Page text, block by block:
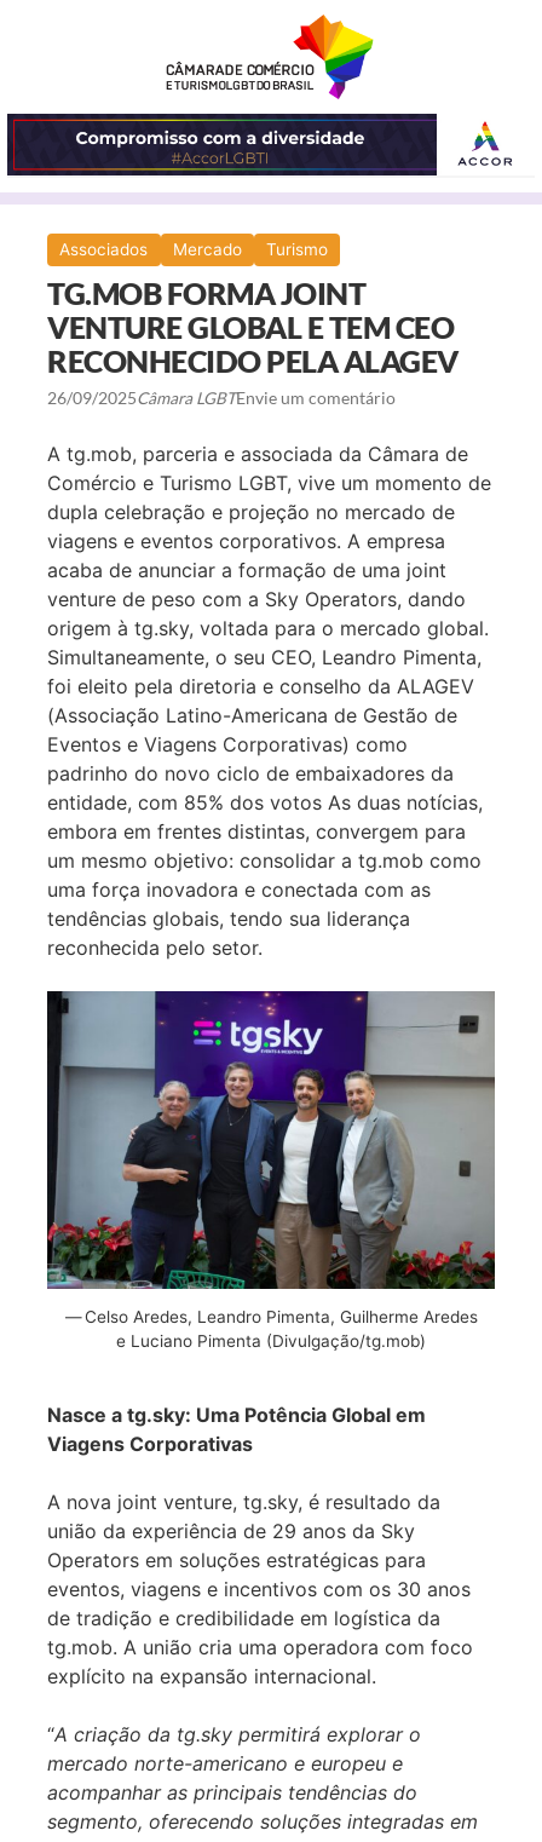
ABRIR
O
MENU
Associados Mercado Turismo
TG.MOB FORMA JOINT
VENTURE GLOBAL E TEM CEO
RECONHECIDO PELA ALAGEV
26/09/2025Câmara LGBTEnvie um comentário
A tg.mob, parceria e associada da Câmara de
Comércio e Turismo LGBT, vive um momento de
dupla celebração e projeção no mercado de
viagens e eventos corporativos. A empresa
acaba de anunciar a formação de uma joint
venture de peso com a Sky Operators, dando
origem à tg.sky, voltada para o mercado global.
Simultaneamente, o seu CEO, Leandro Pimenta,
foi eleito pela diretoria e conselho da ALAGEV
(Associação Latino-Americana de Gestão de
Eventos e Viagens Corporativas) como
padrinho do novo ciclo de embaixadores da
entidade, com 85% dos votos As duas notícias,
embora em frentes distintas, convergem para
um mesmo objetivo: consolidar a tg.mob como
uma força inovadora e conectada com as
tendências globais, tendo sua liderança
reconhecida pelo setor.
Celso Aredes, Leandro Pimenta, Guilherme Aredes
e Luciano Pimenta (Divulgação/tg.mob)
Nasce a tg.sky: Uma Potência Global em
Viagens Corporativas
A nova joint venture, tg.sky, é resultado da
união da experiência de 29 anos da Sky
Operators em soluções estratégicas para
eventos, viagens e incentivos com os 30 anos
de tradição e credibilidade em logística da
tg.mob. A união cria uma operadora com foco
explícito na expansão internacional.
“A criação da tg.sky permitirá explorar o
mercado norte-americano e europeu e
acompanhar as principais tendências do
segmento, oferecendo soluções integradas em